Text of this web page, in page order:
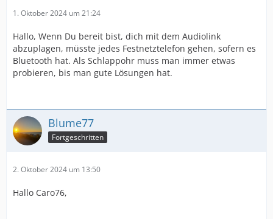
1. Oktober 2024 um 21:24
Hallo, Wenn Du bereit bist, dich mit dem Audiolink
abzuplagen, müsste jedes Festnetztelefon gehen, sofern es
Bluetooth hat. Als Schlappohr muss man immer etwas
probieren, bis man gute Lösungen hat.
Blume77
Fortgeschritten
2. Oktober 2024 um 13:50
Hallo Caro76,